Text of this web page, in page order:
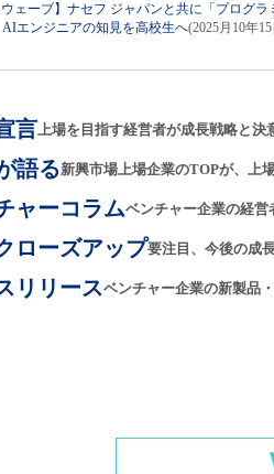
ウェーブ】ナセフ ジャパンと共に「プログ
エンジニアの知見を高校生へ(2025月10年
言上場を目指す経営者が成長戦略と決
語る新興市場上場企業のTOPが、上
ャーコラムベンチャー企業の経営
ローズアップ要注目、今後の成
リリースベンチャー企業の新製品